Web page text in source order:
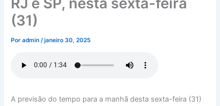
(31)
Poradmin/janeiro 30, 2025
A previsão do tempo para a manhã desta sexta-feira (31)